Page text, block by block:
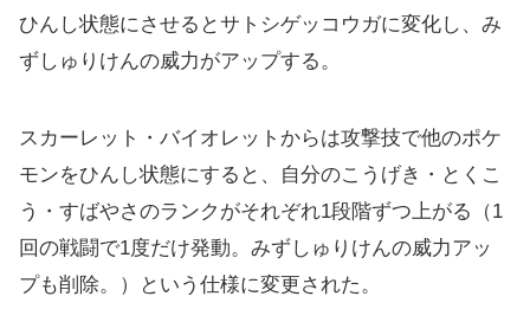
ひんし状態にさせるとサトシゲッコウガに変化し、み
ずしゅりけんの威力がアップする。
スカーレット・バイオレットからは攻撃技で他のポケ
モンをひんし状態にすると、自分のこうげき・とくこ
う・すばやさのランクがそれぞれ1段階ずつ上がる（1
回の戦闘で1度だけ発動。みずしゅりけんの威力アッ
プも削除。）という仕様に変更された。